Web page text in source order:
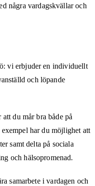
några vardagskvällar och
vi erbjuder en individuellt
och löpande
du mår bra både på
har du möjlighet att
samt delta på sociala
och hälsopromenad.
samarbete i vardagen och